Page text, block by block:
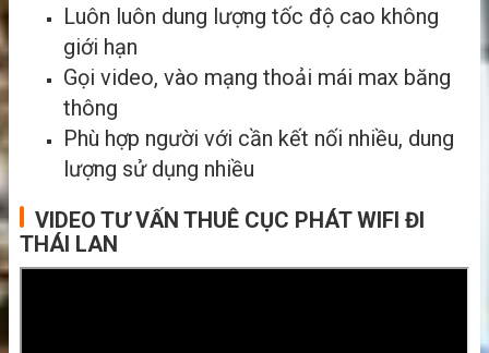
Luôn luôn dung lượng tốc độ cao không
giới hạn
Gọi video, vào mạng thoải mái max băng
thông
Phù hợp người với cần kết nối nhiều, dung
lượng sử dụng nhiều
VIDEO TƯ VẤN THUÊ CỤC PHÁT WIFI ĐI
THÁI LAN